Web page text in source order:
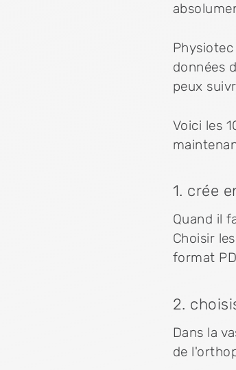
données
peux
Voici les
1. crée
Quand il
Choisir
format
2.
Dans la
de